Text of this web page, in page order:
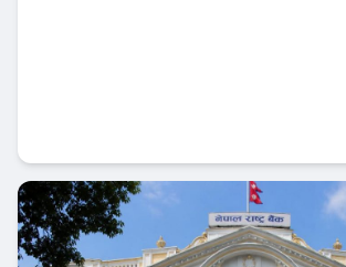
आजको विशेष